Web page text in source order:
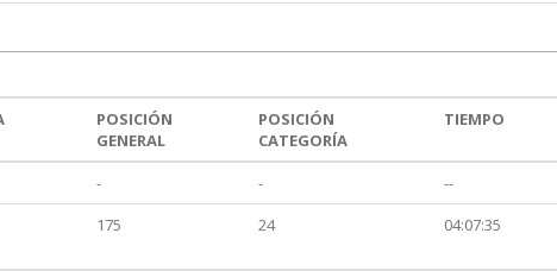
POSICIÓN
GENERAL
POSICIÓN
CATEGORÍA
TIEMPO
- -
--
175 24 04:07:35